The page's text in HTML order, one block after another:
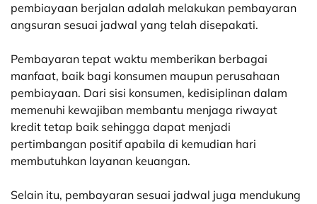
pembiayaan berjalan adalah melakukan pembayaran
angsuran sesuai jadwal yang telah disepakati.
Pembayaran tepat waktu memberikan berbagai
manfaat, baik bagi konsumen maupun perusahaan
pembiayaan. Dari sisi konsumen, kedisiplinan dalam
memenuhi kewajiban membantu menjaga riwayat
kredit tetap baik sehingga dapat menjadi
pertimbangan positif apabila di kemudian hari
membutuhkan layanan keuangan.
Selain itu, pembayaran sesuai jadwal juga mendukung